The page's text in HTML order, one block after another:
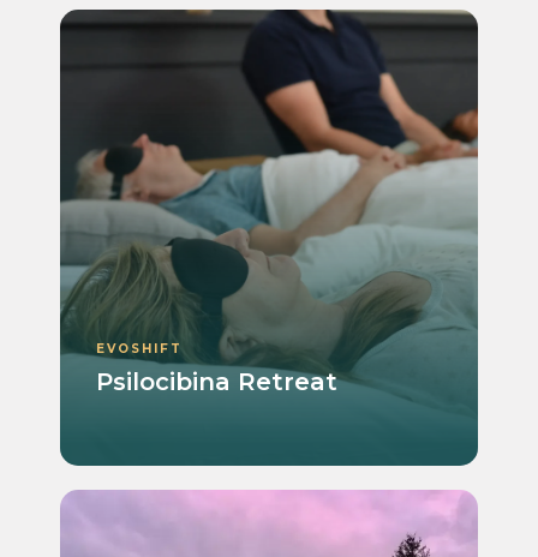
EVOSHIFT
Psilocibina Retreat